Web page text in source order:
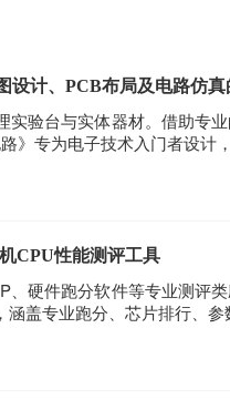
设计、PCB布局及电路仿
验台与实体器材。借助专
》专为电子技术入门者设
CPU性能测评工具
硬件跑分软件等专业测评
盖专业跑分、芯片排行、